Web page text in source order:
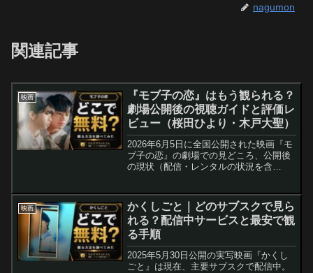
nagumon
関連記事
映画
『モブ子の恋』はもう観られる？
劇場公開後の視聴ガイドと評価レ
ビュー（桜田ひより・木戸大聖）
2026年6月5日に全国公開された映画『モ
ブ子の恋』の劇場での見どころ、公開後
の現状（配信・レンタルの状況を含
安や、作品の特徴を編集部のレビューと
して整理しています。
映画
かくしごと｜どのサブスクで見ら
れる？配信中サービスと最安で観
る手順
2025年5月30日公開の実写映画『かくし
ごと』は現在、主要サブスクで配信中。